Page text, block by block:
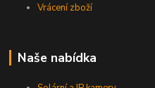
Vrácení zboží
Naše nabídka